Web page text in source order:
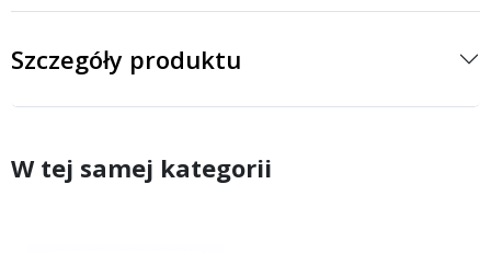
Szczegóły produktu
W tej samej kategorii